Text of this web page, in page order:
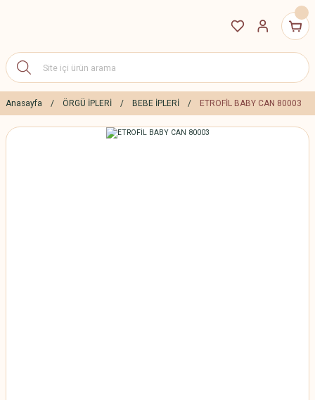
Anasayfa ÖRGÜ İPLERİ BEBE İPLERİ ETROFİL BABY CAN 80003